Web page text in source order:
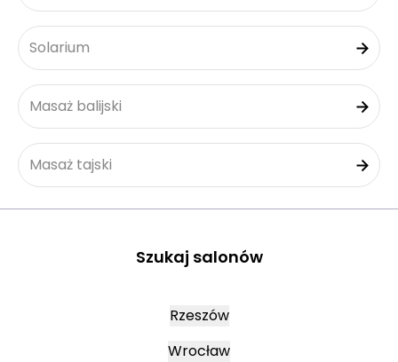
Solarium
Masaż balijski
Masaż tajski
Szukaj salonów
Rzeszów
Wrocław